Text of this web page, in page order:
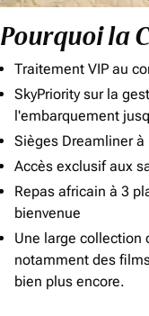
Pourquoi la
Traitement VIP au
SkyPriority sur la
l'embarquement
Sièges Dreamliner
Accès exclusif aux
Repas africain à 3
bienvenue
Une large collection
notamment des
bien plus encore.